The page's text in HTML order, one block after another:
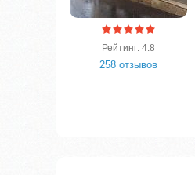
Рейтинг: 4.8
258 отзывов